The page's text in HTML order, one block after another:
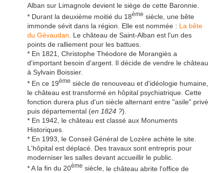
Alban sur Limagnole devient le siège de cette Baronnie.
* Durant la deuxième moitié du 18ème siècle, une bête
immonde sévit dans la région. Elle est nommée : La bête
du Gévaudan . Le château de Saint-Alban est l'un des
points de ralliement pour les battues.
* En 1821, Christophe Théodore de Morangiès a
d'important besoin d'argent. Il décide de vendre le château
à Sylvain Boissier.
* En ce 19ème siècle de renouveau et d'idéologie humaine,
le château est transformé en hôpital psychiatrique. Cette
fonction durera plus d'un siècle alternant entre "asile" privé
puis départemental (en 1824 ?).
* En 1942, le château est classé aux Monuments
Historiques.
* En 1993, le Conseil Général de Lozère achète le site.
L'hôpital est déplacé. Des travaux sont entrepris pour
moderniser les salles devant accueillir le public.
* A la fin du 20ème siècle, le château abrite l'office de